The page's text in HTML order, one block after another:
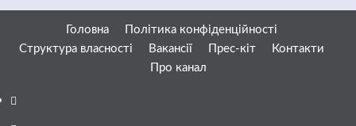
Головна
Політика конфіденційності
Структура власності
Вакансії Прес-кіт
Контакти
Про канал
Facebook